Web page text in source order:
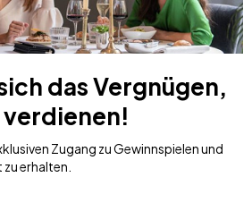
das Vergnügen,
verdienen!
Zugang zu Gewinnspielen und
erhalten.